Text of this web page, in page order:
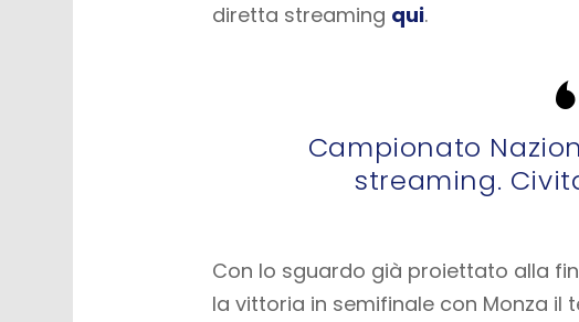
diretta streaming qui.
Campionato
streaming.
Con lo sguardo già proiettato alla
la vittoria in semifinale con Monza il